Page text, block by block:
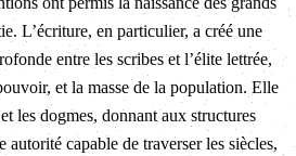
L’écriture, en particulier, a créé une
entre les scribes et l’élite lettrée,
et la masse de la population. Elle
les dogmes, donnant aux structures
autorité capable de traverser les siècles,